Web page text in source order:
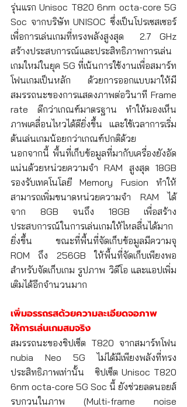
รุ่นแรก Unisoc T820 6nm octa-core 5G
Soc จากบริษัท UNISOC ซึ่งเป็นโปรเซสเซอร์
เพื่อการเล่นเกมที่ทรงพลังสูงสุด  2.7 GHz
สร้างประสบการณ์และประสิทธิภาพการเล่น
เกมใหม่ในยุค 5G ที่เน้นการใช้งานเพื่อสมาร์ท
โฟนเกมเป็นหลัก ด้วยการออกแบบมาให้มี
สมรรถนะของการแสดงภาพต่อวินาที Frame
rate ดีกว่าเกณฑ์มาตรฐาน ทำให้มองเห็น
ภาพเคลื่อนไหวได้ดียิ่งขึ้น และใช้เวลาการเริ่ม
ต้นเล่นเกมน้อยกว่าเกณฑ์ปกติด้วย
นอกจากนี้ พื้นที่เก็บข้อมูลที่มากับเครื่องยังอัด
แน่นด้วยหน่วยความจำ RAM สูงสุด 18GB
รองรับเทคโนโลยี Memory Fusion ทำให้
สามารถเพิ่มขนาดหน่วยความจำ RAM ได้
จาก 8GB จนถึง 18GB เพื่อสร้าง
ประสบการณ์ในการเล่นเกมให้ไหลลื่นได้มาก
ยิ่งขึ้น ขณะที่พื้นที่จัดเก็บข้อมูลมีความจุ
ROM ถึง 256GB ให้พื้นที่จัดเก็บเพียงพอ
สำหรับจัดเก็บเกม รูปภาพ วิดีโอ และแอปเพิ่ม
เติมได้อีกจำนวนมาก
เพิ่มอรรถรสด้วยความละเอียดจอภาพ
ให้การเล่นเกมสมจริง
สมรรถนะของชิปเซ็ต T820 จากสมาร์ทโฟน
nubia Neo 5G ไม่ได้มีเพียงพลังที่ทรง
ประสิทธิภาพเท่านั้น   ซิปเซ็ต Unisoc T820
6nm octa-core 5G Soc นี้ ยังช่วยลดนอยส์
รบกวนในภาพ (Multi-frame noise